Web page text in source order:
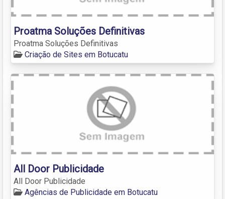
Proatma Soluções Definitivas
Proatma Soluções Definitivas
Criação de Sites em Botucatu
All Door Publicidade
All Door Publicidade
Agências de Publicidade em Botucatu